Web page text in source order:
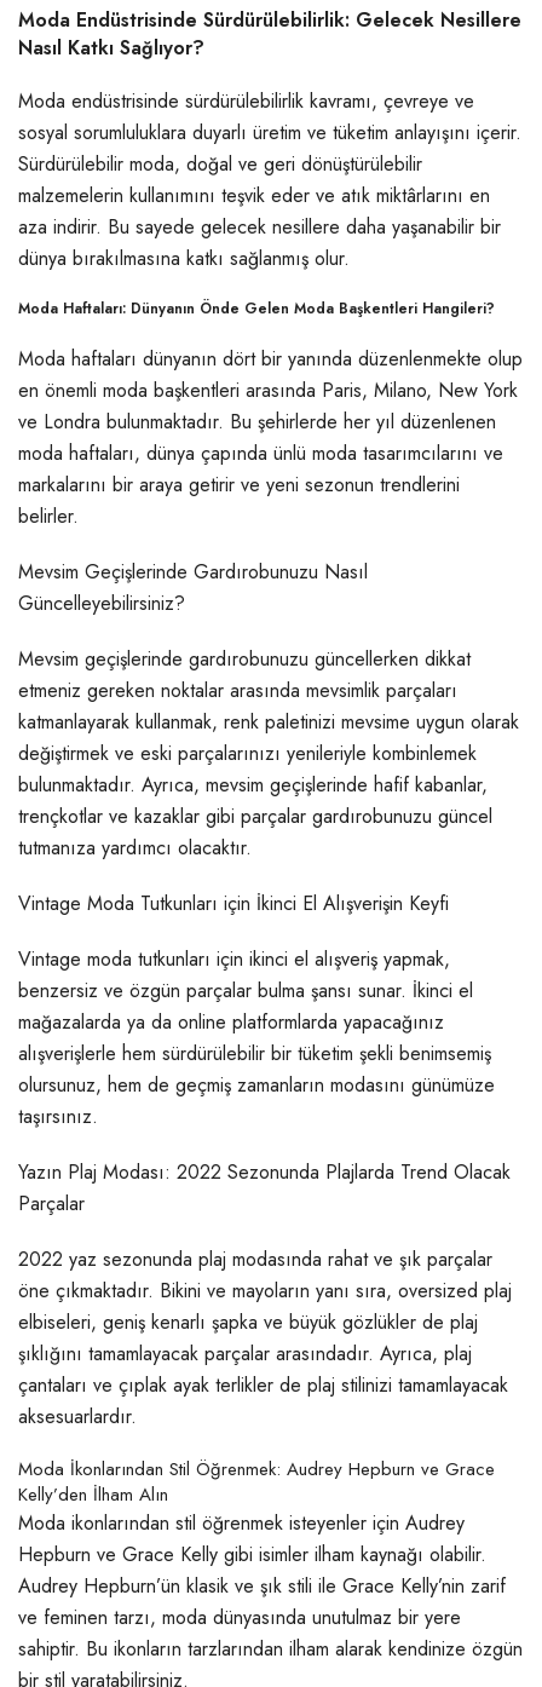
Moda Endüstrisinde Sürdürülebilirlik: Gelecek Nesillere
Nasıl Katkı Sağlıyor?
Moda endüstrisinde sürdürülebilirlik kavramı, çevreye ve
sosyal sorumluluklara duyarlı üretim ve tüketim anlayışını içerir.
Sürdürülebilir moda, doğal ve geri dönüştürülebilir
malzemelerin kullanımını teşvik eder ve atık miktârlarını en
aza indirir. Bu sayede gelecek nesillere daha yaşanabilir bir
dünya bırakılmasına katkı sağlanmış olur.
Moda Haftaları: Dünyanın Önde Gelen Moda Başkentleri Hangileri?
Moda haftaları dünyanın dört bir yanında düzenlenmekte olup
en önemli moda başkentleri arasında Paris, Milano, New York
ve Londra bulunmaktadır. Bu şehirlerde her yıl düzenlenen
moda haftaları, dünya çapında ünlü moda tasarımcılarını ve
markalarını bir araya getirir ve yeni sezonun trendlerini
belirler.
Mevsim Geçişlerinde Gardırobunuzu Nasıl
Güncelleyebilirsiniz?
Mevsim geçişlerinde gardırobunuzu güncellerken dikkat
etmeniz gereken noktalar arasında mevsimlik parçaları
katmanlayarak kullanmak, renk paletinizi mevsime uygun olarak
değiştirmek ve eski parçalarınızı yenileriyle kombinlemek
bulunmaktadır. Ayrıca, mevsim geçişlerinde hafif kabanlar,
trençkotlar ve kazaklar gibi parçalar gardırobunuzu güncel
tutmanıza yardımcı olacaktır.
Vintage Moda Tutkunları için İkinci El Alışverişin Keyfi
Vintage moda tutkunları için ikinci el alışveriş yapmak,
benzersiz ve özgün parçalar bulma şansı sunar. İkinci el
mağazalarda ya da online platformlarda yapacağınız
alışverişlerle hem sürdürülebilir bir tüketim şekli benimsemiş
olursunuz, hem de geçmiş zamanların modasını günümüze
taşırsınız.
Yazın Plaj Modası: 2022 Sezonunda Plajlarda Trend Olacak
Parçalar
2022 yaz sezonunda plaj modasında rahat ve şık parçalar
öne çıkmaktadır. Bikini ve mayoların yanı sıra, oversized plaj
elbiseleri, geniş kenarlı şapka ve büyük gözlükler de plaj
şıklığını tamamlayacak parçalar arasındadır. Ayrıca, plaj
çantaları ve çıplak ayak terlikler de plaj stilinizi tamamlayacak
aksesuarlardır.
Moda İkonlarından Stil Öğrenmek: Audrey Hepburn ve Grace
Kelly’den İlham Alın
Moda ikonlarından stil öğrenmek isteyenler için Audrey
Hepburn ve Grace Kelly gibi isimler ilham kaynağı olabilir.
Audrey Hepburn’ün klasik ve şık stili ile Grace Kelly’nin zarif
ve feminen tarzı, moda dünyasında unutulmaz bir yere
sahiptir. Bu ikonların tarzlarından ilham alarak kendinize özgün
bir stil yaratabilirsiniz.